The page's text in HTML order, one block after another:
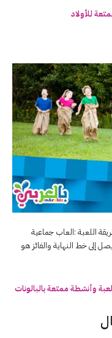
اللعبة :العاب جماعية
إلى خط النهاية والفائز هو